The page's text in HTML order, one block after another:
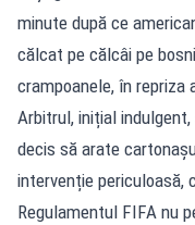
minute după ce
călcat pe călcâi pe
crampoanele, în repriza
Arbitrul, inițial
decis să arate
intervenție periculoasă,
Regulamentul FIFA nu